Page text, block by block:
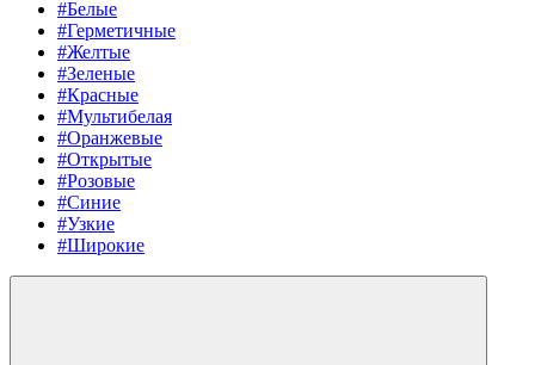
#Белые
#Герметичные
#Желтые
#Зеленые
#Красные
#Мультибелая
#Оранжевые
#Открытые
#Розовые
#Синие
#Узкие
#Широкие